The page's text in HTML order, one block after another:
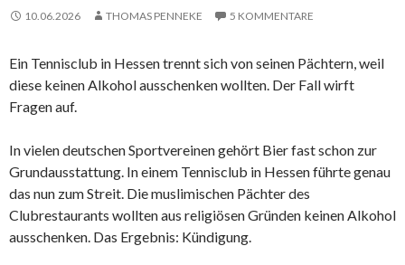
10.06.2026 THOMAS PENNEKE 5 KOMMENTARE
Ein Tennisclub in Hessen trennt sich von seinen Pächtern, weil
diese keinen Alkohol ausschenken wollten. Der Fall wirft
Fragen auf.
In vielen deutschen Sportvereinen gehört Bier fast schon zur
Grundausstattung. In einem Tennisclub in Hessen führte genau
das nun zum Streit. Die muslimischen Pächter des
Clubrestaurants wollten aus religiösen Gründen keinen Alkohol
ausschenken. Das Ergebnis: Kündigung.